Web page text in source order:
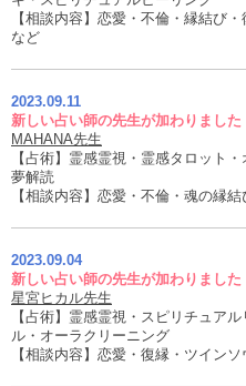
【相談内容】恋愛・不倫・縁結び
など
2023.09.11
新しい占い師の先生が加わりました
MAHANA先生
【占術】霊感霊視・霊感タロット
夢解読
【相談内容】恋愛・不倫・魂の縁
2023.09.04
新しい占い師の先生が加わりました
星宮ヒカル先生
【占術】霊感霊視・スピリチュア
ル・オーラクリーニング
【相談内容】恋愛・復縁・ツイン